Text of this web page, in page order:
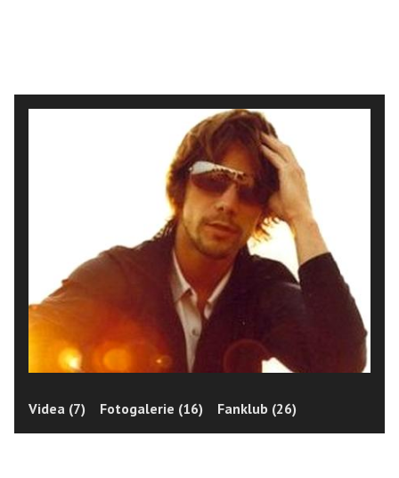
Videa (7) Fotogalerie (16) Fanklub (26)